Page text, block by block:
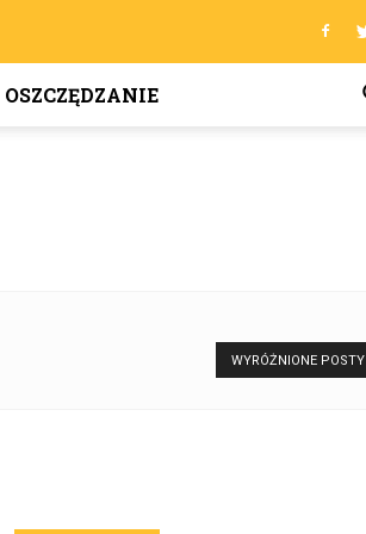
OSZCZĘDZANIE
WYRÓŻNIONE POSTY